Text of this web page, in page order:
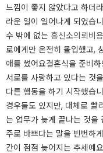
느낌이 좋지 않았다고 하더
라운 일이 일어나게 되었습
수 밖에 없는 흥신소의뢰비용
로에게만 온전히 몰입했고,
애를 썼어요결혼식을 준비
서로를 사랑하고 있다는 것
다른 행동을 하기 시작했습
경우들도 있지만, 대체로 빨
는 업무가 늦게 끝나는 것을
주로 바쁘다는 말을 빈번하
간이 점점 늦어지는 추세예